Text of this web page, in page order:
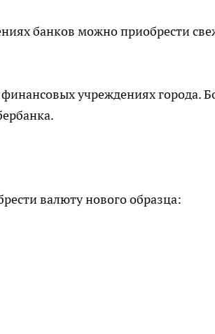
банков можно приобрести
учреждениях города.
валюту нового образца: